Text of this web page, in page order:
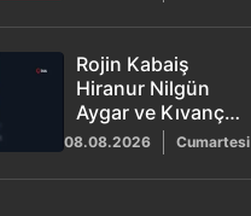
Rojin Kabaiş
Hiranur Nilgün
Aygar ve Kıvanç
Uman'ın ailelerini
hedef alan siber
zorbalara
08.08.2026 Cumartesi